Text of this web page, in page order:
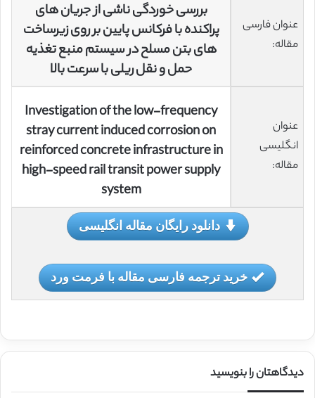
عنوان فارسی
مقاله:
بررسی خوردگی ناشی از جریان های
پراکنده با فرکانس پایین بر روی زیرساخت
های بتن مسلح در سیستم منبع تغذیه
حمل و نقل ریلی با سرعت بالا
عنوان
انگلیسی
مقاله:
Investigation of the low-frequency
stray current induced corrosion on
reinforced concrete infrastructure in
high-speed rail transit power supply
system
دانلود رایگان مقاله انگلیسی
خرید ترجمه فارسی مقاله با فرمت ورد
دیدگاهتان را بنویسید